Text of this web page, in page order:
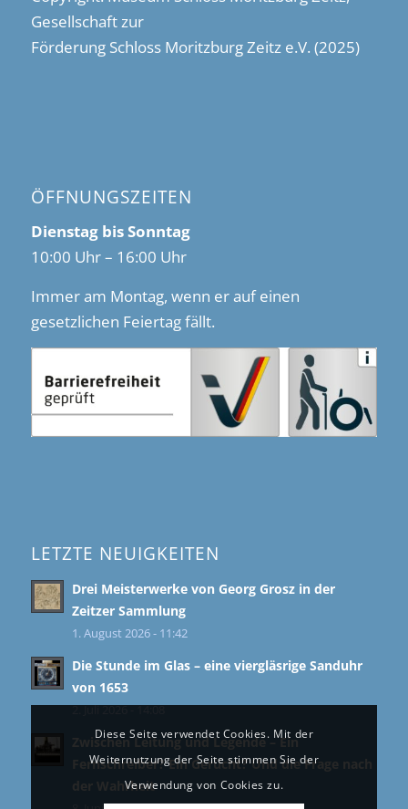
Gesellschaft zur
Förderung Schloss Moritzburg Zeitz e.V. (2025)
ÖFFNUNGSZEITEN
Dienstag bis Sonntag
10:00 Uhr – 16:00 Uhr
Immer am Montag, wenn er auf einen
gesetzlichen Feiertag fällt.
LETZTE NEUIGKEITEN
Drei Meisterwerke von Georg Grosz in der
Zeitzer Sammlung
1. August 2026 - 11:42
Die Stunde im Glas – eine viergläsrige Sanduhr
von 1653
2. Juli 2026 - 14:08
Zwischen Leitung und Legende – Ein
Fernschreiber? Ein Gerücht? Und die Frage nach
der Wahrheit
Diese Seite verwendet Cookies. Mit der
Weiternutzung der Seite stimmen Sie der
Verwendung von Cookies zu.